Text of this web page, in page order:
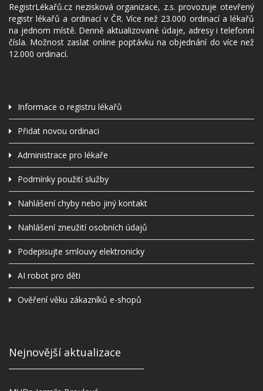
RegistrLékařů.cz nezisková organizace, z.s. provozuje otevřený
registr lékařů a ordinací v ČR. Více než 23.000 ordinací a lékařů
na jednom místě. Denně aktualizované údaje, adresy i telefonní
čísla. Možnost zaslat online poptávku na objednání do více než
12.000 ordinací.
Informace o registru lékařů
Přidat novou ordinaci
Administrace pro lékaře
Podmínky použití služby
Nahlášení chyby nebo jiný kontakt
Nahlášení zneužití osobních údajů
Podepisujte smlouvy elektronicky
AI robot pro děti
Ověření věku zákazníků e-shopů
Nejnovější aktualizace